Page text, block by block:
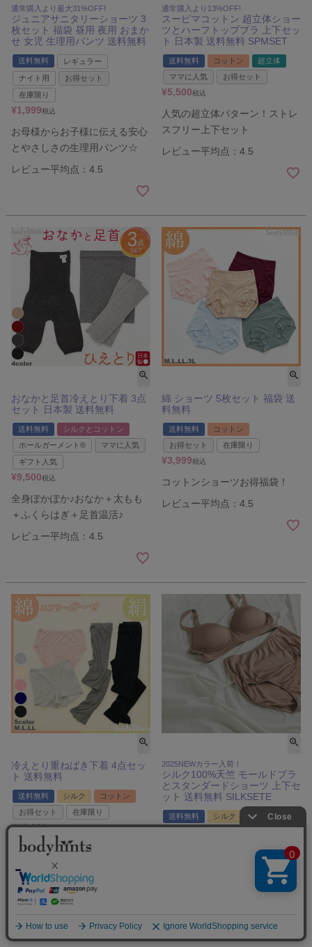
通常購入より最大31%OFF!
ジュニアサニタリーショーツ 3
枚セット 福袋 昼用 夜用 おまか
せ 女児 生理用パンツ 送料無料
送料無料
レギュラー
ナイト用
お得セット
在庫限り
¥1,999税込
お母様からお子様に伝える安心
とやさしさの生理用パンツ☆
レビュー平均点：4.5
通常購入より13%OFF!
スーピマコットン 超立体ショー
ツとハーフトップブラ 上下セッ
ト 日本製 送料無料 SPMSET
送料無料 コットン
超立体
ママに人気
お得セット
¥5,500税込
人気の超立体パターン！ストレ
スフリー上下セット
レビュー平均点：4.5
おなかと足首冷えとり下着 3点
セット 日本製 送料無料
送料無料
シルクとコットン
ホールガーメント®
ママに人気
ギフト人気
¥9,500税込
全身ぽかぽか♪おなか＋太もも
＋ふくらはぎ＋足首温活♪
レビュー平均点：4.5
綿 ショーツ 5枚セット 福袋 送
料無料
送料無料
コットン
お得セット
在庫限り
¥3,999税込
コットンショーツお得福袋！
レビュー平均点：4.5
冷えとり重ねばき下着 4点セッ
ト 送料無料
送料無料 シルク
コットン
お得セット
在庫限り
¥12,100税込
本気で体質改善！下半身を徹底
的に温める！
レビュー平均点：4.5
2025NEWカラー入荷！
シルク100%天竺 モールドブラ
とスタンダードショーツ 上下セ
ット 送料無料 SILKSETE
送料無料 シルク お得セット
お得なシルクブラショーセット